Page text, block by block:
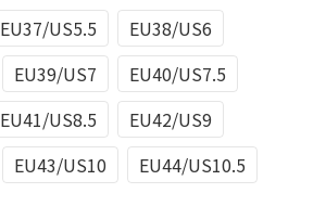
EU37/US5.5
EU38/US6
EU39/US7
EU40/US7.5
EU41/US8.5
EU42/US9
EU43/US10
EU44/US10.5